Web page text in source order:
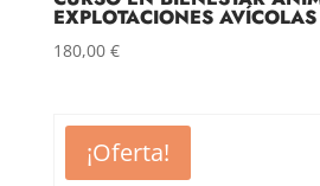
EXPLOTACIONES AVÍCOLAS
180,00 €
¡Oferta!